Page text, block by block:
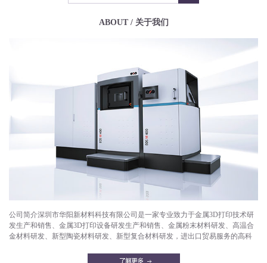
ABOUT / 关于我们
公司简介深圳市华阳新材料科技有限公司是一家专业致力于金属3D打印技术研
发生产和销售、金属3D打印设备研发生产和销售、金属粉末材料研发、高温合
金材料研发、新型陶瓷材料研发、新型复合材料研发，进出口贸易服务的高科
油喷嘴，减重机箱，散热器，异形件，模具，工艺品等。华阳新材料拥有一支